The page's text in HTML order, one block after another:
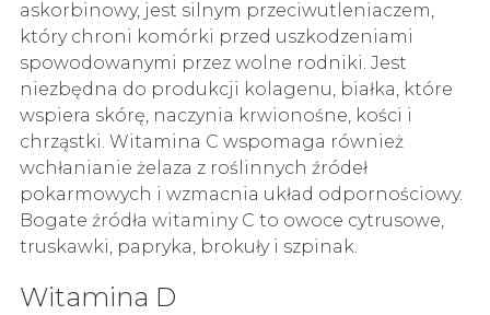
askorbinowy, jest silnym przeciwutleniaczem,
który chroni komórki przed uszkodzeniami
spowodowanymi przez wolne rodniki. Jest
niezbędna do produkcji kolagenu, białka, które
wspiera skórę, naczynia krwionośne, kości i
chrząstki. Witamina C wspomaga również
wchłanianie żelaza z roślinnych źródeł
pokarmowych i wzmacnia układ odpornościowy.
Bogate źródła witaminy C to owoce cytrusowe,
truskawki, papryka, brokuły i szpinak.
Witamina D